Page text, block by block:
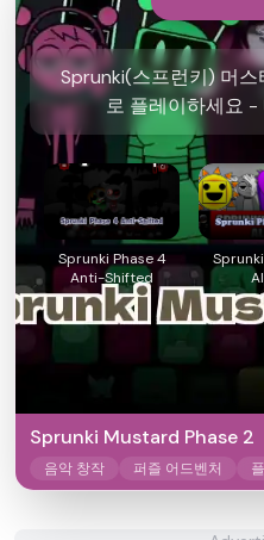
Sprunki(스프런키) 머
로 플레이하세요 -
Sprunki Phase 4
Anti-Shifted
Sprunki Mustard Phase 2
음악 창작 퍼즐 어드벤처